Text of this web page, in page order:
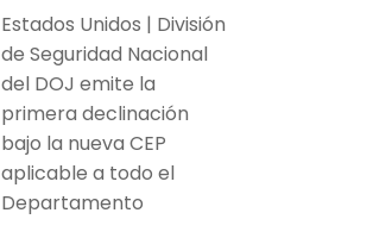
Estados Unidos | División
de Seguridad Nacional
del DOJ emite la
primera declinación
bajo la nueva CEP
aplicable a todo el
Departamento